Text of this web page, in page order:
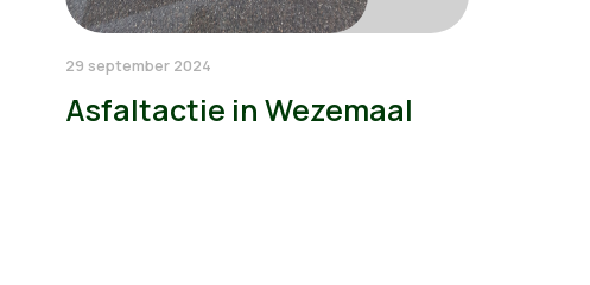
29 september 2024
Asfaltactie in Wezemaal